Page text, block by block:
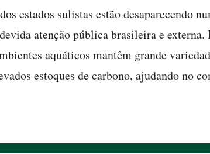
estados sulistas estão desaparecendo
atenção pública brasileira e externa.
aquáticos mantêm grande
estoques de carbono, ajudando no